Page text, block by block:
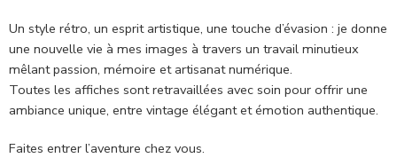
Un style rétro, un esprit artistique, une touche d’évasion : je donne
une nouvelle vie à mes images à travers un travail minutieux
mêlant passion, mémoire et artisanat numérique.
Toutes les affiches sont retravaillées avec soin pour offrir une
ambiance unique, entre vintage élégant et émotion authentique.
Faites entrer l’aventure chez vous.